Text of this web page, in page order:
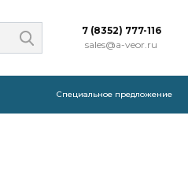
7 (8352) 777-116
sales@a-veor.ru
Специальное предложение